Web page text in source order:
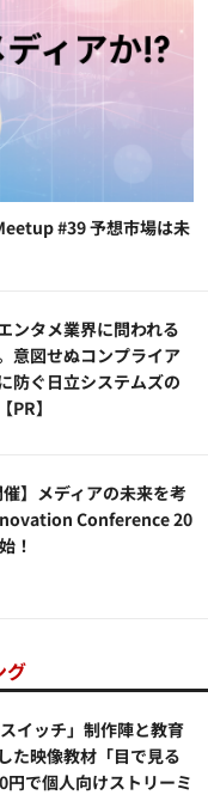
#39 予想市場は未
ンタメ業界に問われる
意図せぬコンプライア
防ぐ日立システムズの
PR】
催】メディアの未来を考
Conference 20
！
グ
イッチ」制作陣と教育
た映像教材「目で見る
円で個人向けストリーミ